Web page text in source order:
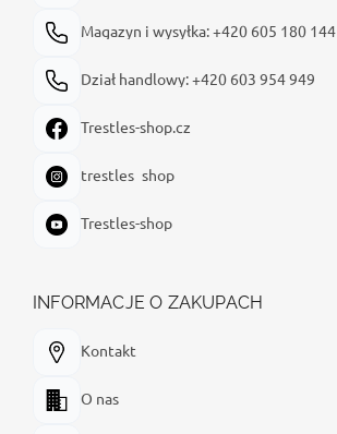
Magazyn i wysyłka: +420 605 180 144
Dział handlowy: +420 603 954 949
Trestles-shop.cz
trestles_shop
Trestles-shop
INFORMACJE O ZAKUPACH
Kontakt
O nas